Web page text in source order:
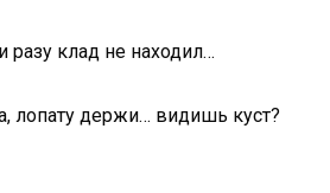
разу клад не находил…
лопату держи… видишь куст?